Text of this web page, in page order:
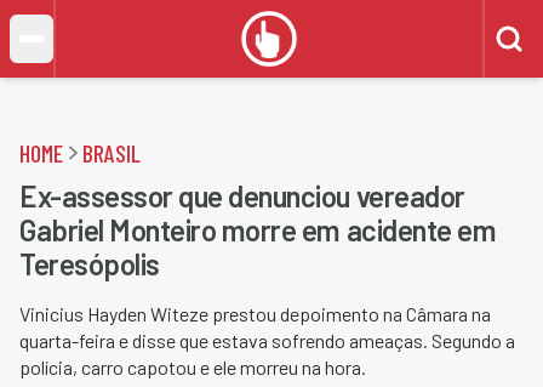
HOME BRASIL
Ex-assessor que denunciou vereador
Gabriel Monteiro morre em acidente em
Teresópolis
Vinicius Hayden Witeze prestou depoimento na Câmara na
quarta-feira e disse que estava sofrendo ameaças. Segundo a
polícia, carro capotou e ele morreu na hora.